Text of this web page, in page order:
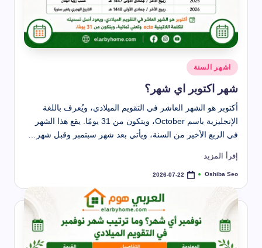
نُشر
في
اشهر السنة
شهر اكتوبر اي شهر؟
أكتوبر هو الشهر العاشر في التقويم الميلادي، ويُعرف باللغة
الإنجليزية باسم October، ويتكون من 31 يومًا. يقع هذا الشهر
في الربع الأخير من السنة، ويأتي بعد شهر سبتمبر وقبل شهر…
إقرأ المزيد
تمّ
بواسطة
Oshiba Seo
2026-07-22